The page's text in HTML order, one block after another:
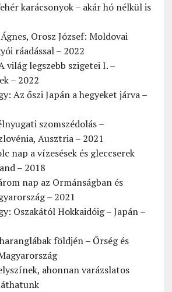
karácsonyok – akár hó nélkül is
Orosz József: Moldovai
ráadással – 2022
világ legszebb szigetei I. –
– 2022
Az őszi Japán a hegyeket járva –
szomszédolás –
Ausztria – 2021
nap a vízesések és gleccserek
– 2018
nap az Ormánságban és
– 2021
Oszakától Hokkaidóig – Japán –
földjén – Őrség és
ahonnan varázslatos